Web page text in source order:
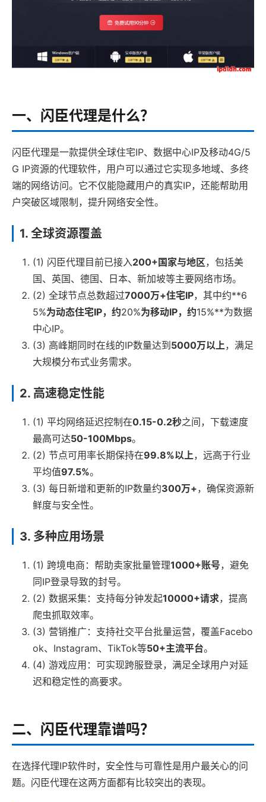
一、闪臣代理是什么？
闪臣代理是一款提供全球住宅IP、数据中心IP及移动4G/5
G IP资源的代理软件，用户可以通过它实现多地域、多终
端的网络访问。它不仅能隐藏用户的真实IP，还能帮助用
户突破区域限制，提升网络安全性。
1. 全球资源覆盖
(1) 闪臣代理目前已接入200+国家与地区，包括美
国、英国、德国、日本、新加坡等主要网络市场。
(2) 全球节点总数超过7000万+住宅IP，其中约**6
5%为动态住宅IP，约20%为移动IP，约15%**为数据
中心IP。
(3) 高峰期同时在线的IP数量达到 5000万以上，满足
大规模分布式业务需求。
2. 高速稳定性能
(1) 平均网络延迟控制在0.15-0.2秒之间，下载速度
最高可达50-100Mbps。
(2) 节点可用率长期保持在99.8%以上，远高于行业
平均值97.5%。
(3) 每日新增和更新的IP数量约300万+，确保资源新
鲜度与安全性。
3. 多种应用场景
(1) 跨境电商：帮助卖家批量管理1000+账号，避免
同IP登录导致的封号。
(2) 数据采集：支持每分钟发起10000+请求，提高
爬虫抓取效率。
(3) 营销推广：支持社交平台批量运营，覆盖Facebo
ok、Instagram、TikTok等50+主流平台。
(4) 游戏应用：可实现跨服登录，满足全球用户对延
迟和稳定性的高要求。
二、闪臣代理靠谱吗？
在选择代理IP软件时，安全性与可靠性是用户最关心的问
题。闪臣代理在这两方面都有比较突出的表现。